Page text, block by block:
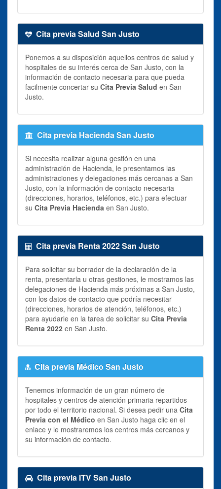
Cita previa Salud San Justo
Ponemos a su disposición aquellos centros de salud y
hospitales de su interés cerca de San Justo, con la
información de contacto necesaria para que pueda
facilmente concertar su Cita Previa Salud en San
Justo.
Cita previa Hacienda San Justo
Si necesita realizar alguna gestión en una
administración de Hacienda, le presentamos las
administraciones y delegaciones más cercanas a San
Justo, con la información de contacto necesaria
(direcciones, horarios, teléfonos, etc.) para efectuar
su Cita Previa Hacienda en San Justo.
Cita previa Renta 2022 San Justo
Para solicitar su borrador de la declaración de la
renta, presentarla u otras gestiones, le mostramos las
delegaciones de Hacienda más próximas a San Justo,
con los datos de contacto que podría necesitar
(direcciones, horarios de atención, teléfonos, etc.)
para ayudarle en la tarea de solicitar su Cita Previa
Renta 2022 en San Justo.
Cita previa Médico San Justo
Tenemos información de un gran número de
hospitales y centros de atención primaria repartidos
por todo el territorio nacional. Si desea pedir una Cita
Previa con el Médico en San Justo haga clic en el
enlace y le mostraremos los centros más cercanos y
su información de contacto.
Cita previa ITV San Justo